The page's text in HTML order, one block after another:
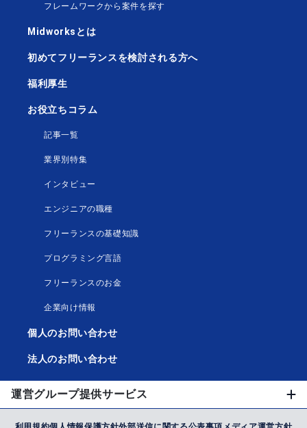
フレームワークから案件を探す
Midworksとは
初めてフリーランスを検討される方へ
福利厚生
お役立ちコラム
記事一覧
業界別特集
インタビュー
エンジニアの職種
フリーランスの基礎知識
プログラミング言語
フリーランスのお金
企業向け情報
個人のお問い合わせ
法人のお問い合わせ
運営グループ提供サービス